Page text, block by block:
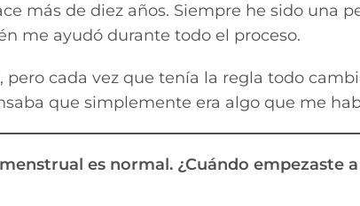
más de diez años. Siempre he sido una
me ayudó durante todo el proceso.
cada vez que tenía la regla todo
que simplemente era algo que me
es normal. ¿Cuándo empezaste